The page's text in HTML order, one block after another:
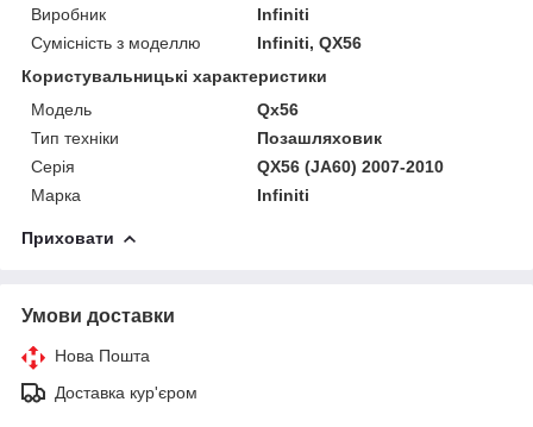
Виробник
Infiniti
Сумісність з моделлю
Infiniti, QX56
Користувальницькі характеристики
Модель
Qx56
Тип техніки
Позашляховик
Серія
QX56 (JA60) 2007-2010
Марка
Infiniti
Приховати
Умови доставки
Нова Пошта
Доставка кур'єром